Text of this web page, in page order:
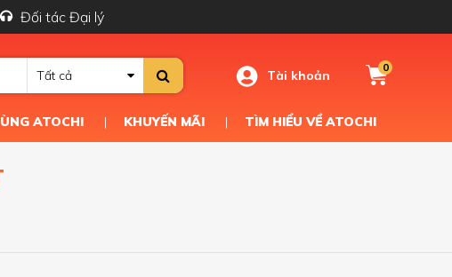
Đối tác Đại lý
Tất cả Tài khoản
0
ATOCHI KHUYẾN MÃI TÌM HIỂU VỀ ATOCHI